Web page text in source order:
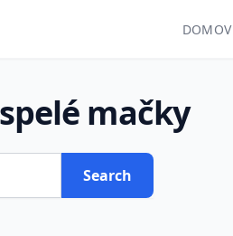
DOMOV
mačky
Search